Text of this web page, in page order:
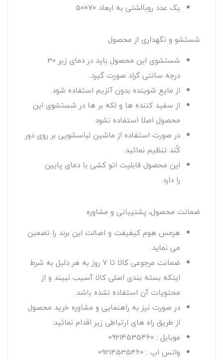
یک عدد روبالشتی به ابعاد 70×50
شستشو و نگهداری از محصول
شستشوی این محصول باید در دمای زیر 30
درجه سانتی گراد صورت گیرد.
از مایع شوینده بدون آنزیم استفاده شود.
از سفید کننده ها و لکه بر ها در شستشوی این
محصول اصلا استفاده نشود.
در صورت استفاده از ماشین لباسشویی بر روی دور
کُند تنظیم نمائید.
این محصول قابلیت اتو کشی با دمای پایین
را دارد.
ضمانت محصول، پشتیبانی و مشاوره
هرمس هوم کیفیفت و اصالت این برند را تضمین
می نماید.
ضمانت مرجوعی کالا تا 7 روز به هر دلیل به شرط
اینکه بسته بندی اصلی کالا آسیب نبیند و از
محتویات آن استفاده نشده باشد.
در صورت نیز به راهنمایی و مشاوره خرید محصول
از طریق راه های ارتباطی زیر اقدام نمائید:
موبایل : 09214535460
واتس اپ : 09214535460